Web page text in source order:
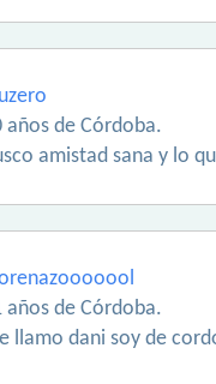
años de Córdoba.
amistad sana y lo
años de Córdoba.
llamo dani soy de